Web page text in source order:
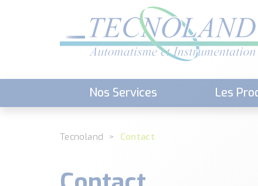
Nos Services Les
Tecnoland Contact